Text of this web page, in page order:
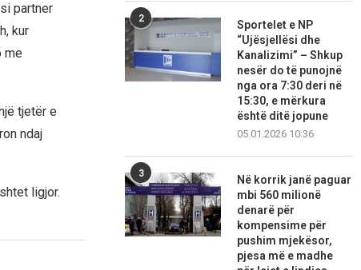
partner
kur
me
tjetër e
ndaj
ligjor.
2
Sportelet e NP
“Ujësjellësi dhe
Kanalizimi” – Shkup
nesër do të punojnë
nga ora 7:30 deri në
15:30, e mërkura
është ditë jopune
05.01.2026 10:36
3
Në korrik janë paguar
mbi 560 milionë
denarë për
kompensime për
pushim mjekësor,
pjesa më e madhe